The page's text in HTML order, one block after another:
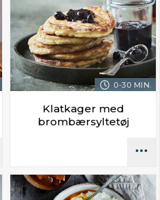
0-30 MIN.
Klatkager med
brombærsyltetøj